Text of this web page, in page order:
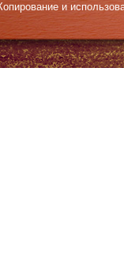
и